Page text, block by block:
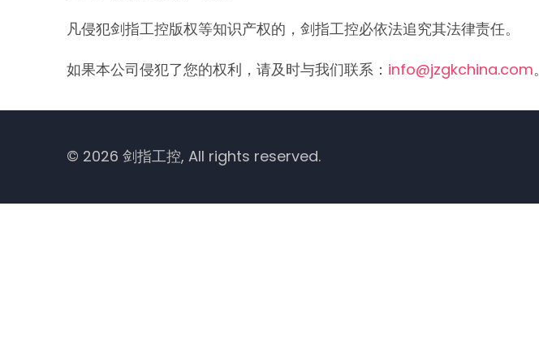
凡侵犯剑指工控版权等知识产权的，剑指工控必依法追究其法律责任。
如果本公司侵犯了您的权利，请及时与我们联系： info@jzgkchina.com。
© 2026 剑指工控, All rights reserved.